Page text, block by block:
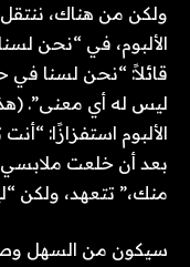
ولكن من هناك،
الألبوم، في “نحن
قائلاً: “نحن لسنا في
ليس له أي معنى”.
الألبوم استفزازًا:
بعد أن خلعت
منك،” تتعهد، ولكن